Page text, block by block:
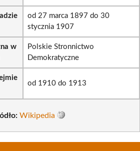
od 27 marca 1897 do 30
stycznia 1907
w
Polskie Stronnictwo
Demokratyczne
od 1910 do 1913
Wikipedia